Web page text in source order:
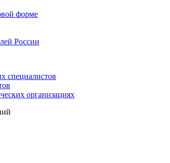
форме
России
специалистов
организациях